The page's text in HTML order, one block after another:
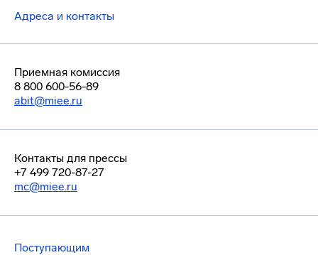
Адреса и контакты
Приемная комиссия
8 800 600-56-89
abit@miee.ru
Контакты для прессы
+7 499 720-87-27
mc@miee.ru
Поступающим